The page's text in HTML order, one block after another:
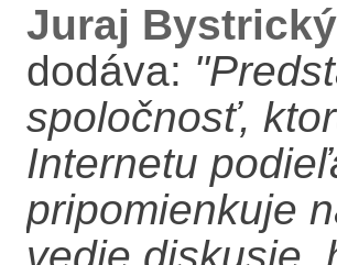
Juraj
dodáva:
spoločnosť,
Internetu
pripomienkuje